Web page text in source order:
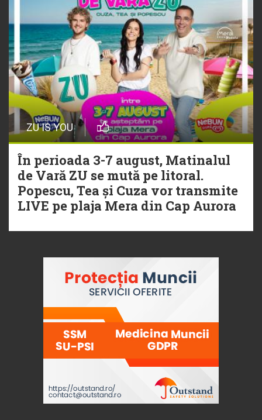
ZU IS YOU
În perioada 3-7 august, Matinalul
de Vară ZU se mută pe litoral.
Popescu, Tea și Cuza vor transmite
LIVE pe plaja Mera din Cap Aurora